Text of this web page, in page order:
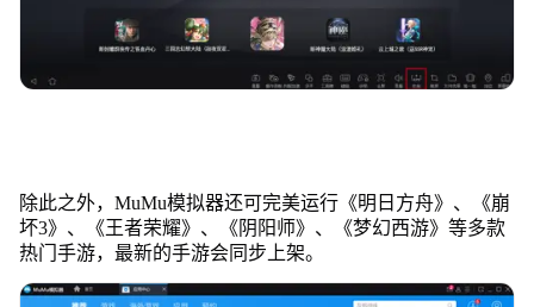
除此之外，MuMu模拟器还可完美运行《明日方舟》、《崩
坏3》、《王者荣耀》、《阴阳师》、《梦幻西游》等多款
热门手游，最新的手游会同步上架。